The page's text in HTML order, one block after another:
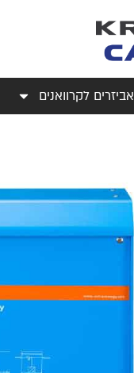
אביזרים לקרוואנים